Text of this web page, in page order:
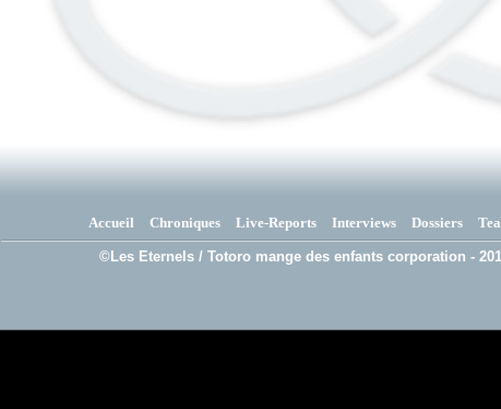
Accueil Chroniques Live-Reports Interviews Dossiers
©Les Eternels / Totoro mange des enfants corporation -